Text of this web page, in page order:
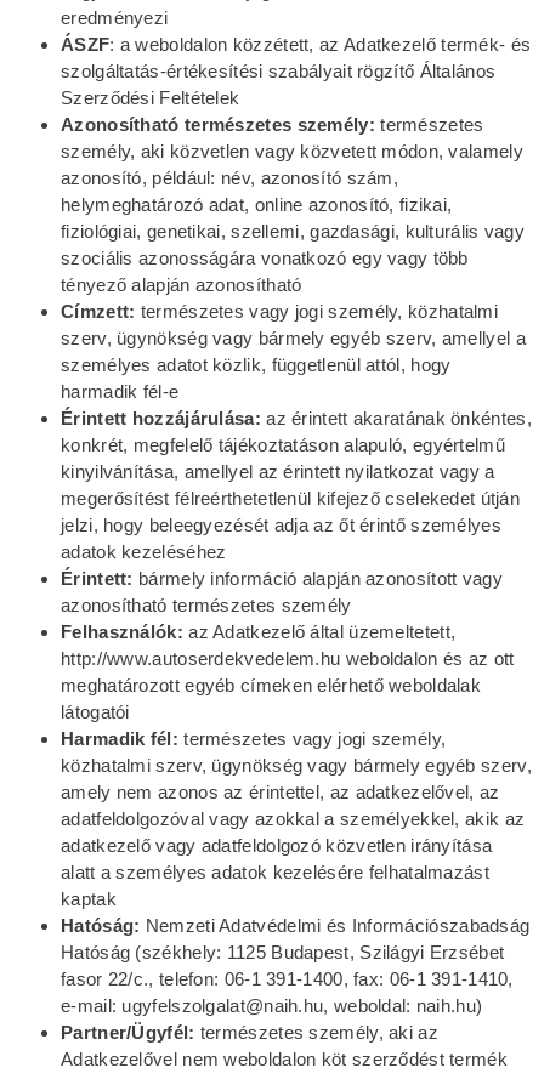
eredményezi
ÁSZF: a weboldalon közzétett, az Adatkezelő termék- és
szolgáltatás-értékesítési szabályait rögzítő Általános
Szerződési Feltételek
Azonosítható természetes személy: természetes
személy, aki közvetlen vagy közvetett módon, valamely
azonosító, például: név, azonosító szám,
helymeghatározó adat, online azonosító, fizikai,
fiziológiai, genetikai, szellemi, gazdasági, kulturális vagy
szociális azonosságára vonatkozó egy vagy több
tényező alapján azonosítható
Címzett: természetes vagy jogi személy, közhatalmi
szerv, ügynökség vagy bármely egyéb szerv, amellyel a
személyes adatot közlik, függetlenül attól, hogy
harmadik fél-e
Érintett hozzájárulása: az érintett akaratának önkéntes,
konkrét, megfelelő tájékoztatáson alapuló, egyértelmű
kinyilvánítása, amellyel az érintett nyilatkozat vagy a
megerősítést félreérthetetlenül kifejező cselekedet útján
jelzi, hogy beleegyezését adja az őt érintő személyes
adatok kezeléséhez
Érintett: bármely információ alapján azonosított vagy
azonosítható természetes személy
Felhasználók: az Adatkezelő által üzemeltetett,
http://www.autoserdekvedelem.hu weboldalon és az ott
meghatározott egyéb címeken elérhető weboldalak
látogatói
Harmadik fél: természetes vagy jogi személy,
közhatalmi szerv, ügynökség vagy bármely egyéb szerv,
amely nem azonos az érintettel, az adatkezelővel, az
adatfeldolgozóval vagy azokkal a személyekkel, akik az
adatkezelő vagy adatfeldolgozó közvetlen irányítása
alatt a személyes adatok kezelésére felhatalmazást
kaptak
Hatóság: Nemzeti Adatvédelmi és Információszabadság
Hatóság (székhely: 1125 Budapest, Szilágyi Erzsébet
fasor 22/c., telefon: 06-1 391-1400, fax: 06-1 391-1410,
e-mail: ugyfelszolgalat@naih.hu, weboldal: naih.hu)
Partner/Ügyfél: természetes személy, aki az
Adatkezelővel nem weboldalon köt szerződést termék